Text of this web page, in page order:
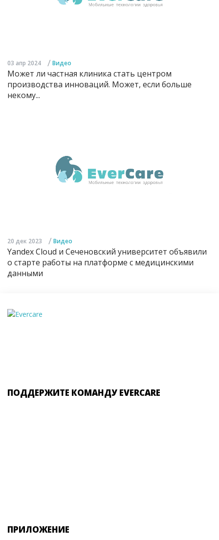
03 апр 2024 / Видео
Может ли частная клиника стать центром
производства инноваций. Может, если больше
некому...
20 дек 2023 / Видео
Yandex Cloud и Сеченовский университет объявили
о старте работы на платформе с медицинскими
данными
ПОДДЕРЖИТЕ КОМАНДУ EVERCARE
ПРИЛОЖЕНИЕ